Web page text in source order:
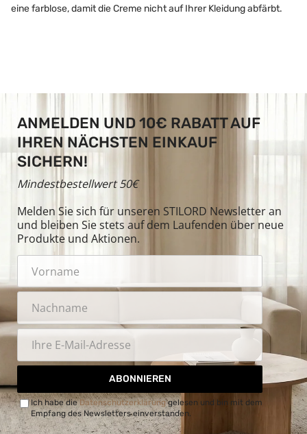
eine farblose, damit die Creme nicht auf Ihrer Kleidung abfärbt.
ANMELDEN UND 10€ RABATT AUF
IHREN NÄCHSTEN EINKAUF
SICHERN!
Mindestbestellwert 50€
Melden Sie sich für unseren STILORD Newsletter an
und bleiben Sie stets auf dem Laufenden über neue
Produkte und Aktionen.
ABONNIEREN
Ich habe dieDatenschutzerklärunggelesen und bin mit dem
Empfang des Newsletters einverstanden.